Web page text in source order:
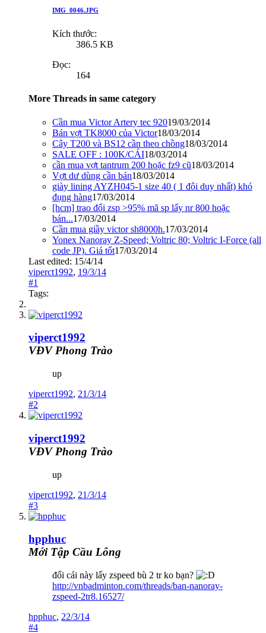
IMG_0046.JPG
Kích thước:
386.5 KB
Đọc:
164
More Threads in same category
Cần mua Victor Artery tec 92019/03/2014
Bán vợt TK8000 của Victor18/03/2014
Cây T200 và BS12 cần theo chồng18/03/2014
SALE OFF : 100K/CÁI18/03/2014
cần mua vợt tantrum 200 hoặc fz9 cũ18/03/2014
Vợt dư dùng cần bán18/03/2014
giày lining AYZH045-1 size 40 ( 1 đôi duy nhất) khó
đụng hàng17/03/2014
[hcm] trao đổi zsp >95% mã sp lấy nr 800 hoặc
bán...17/03/2014
Cần mua giầy victor sh8000h.17/03/2014
Yonex Nanoray Z-Speed; Voltric 80; Voltric I-Force (all
code JP). Giá tốt17/03/2014
Last edited: 15/4/14
viperct1992, 19/3/14
#1
Tags:
viperct1992
VĐV Phong Trào
up
viperct1992, 21/3/14
#2
viperct1992
VĐV Phong Trào
up
viperct1992, 21/3/14
#3
hpphuc
Mới Tập Cầu Lông
đổi cái này lấy zspeed bù 2 tr ko bạn?
http://vnbadminton.com/threads/ban-nanoray-
zspeed-2tr8.16527/
hpphuc, 22/3/14
#4